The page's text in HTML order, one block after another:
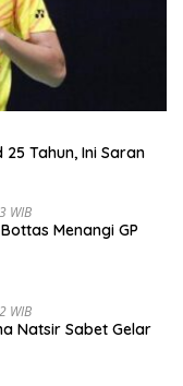
Tahun, Ini Saran
WIB
Menangi GP
WIB
Natsir Sabet Gelar